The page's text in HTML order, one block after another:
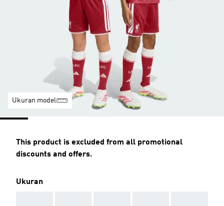
Ukuran model
This product is excluded from all promotional
discounts and offers.
Ukuran